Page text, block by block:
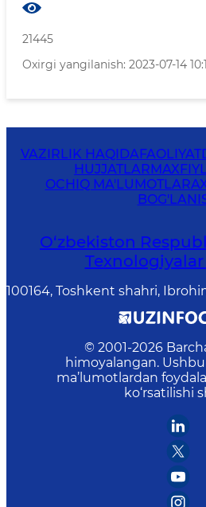
21445
Oxirgi yangilanish: 2023-07-14
VAZIRLIK HAQIDAFAOLIYAT
HUJJATLAR
OCHIQ MA'LUMOTLAR
O‘zbekiston
100164, Toshkent shahri,
© 2001-2026
himoyalangan.
ma’lumotlardan
ko‘rsatilishi